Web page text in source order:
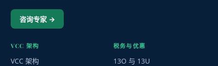
咨询专家 →
VCC 架构
VCC 架构
税务与优惠
13O 与 13U